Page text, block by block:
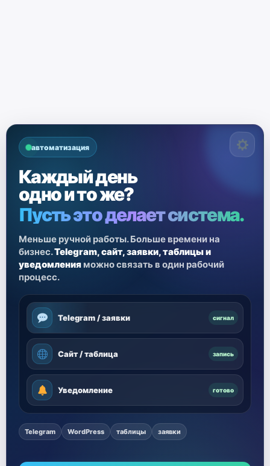
автоматизация
Каждый день
одно и то же?
Пусть это делает система.
Меньше ручной работы. Больше времени на
бизнес.Telegram, сайт, заявки, таблицы и
уведомления можно связать в один рабочий
процесс.
Telegram / заявки сигнал
Сайт / таблица запись
Уведомление готово
Telegram WordPress таблицы заявки